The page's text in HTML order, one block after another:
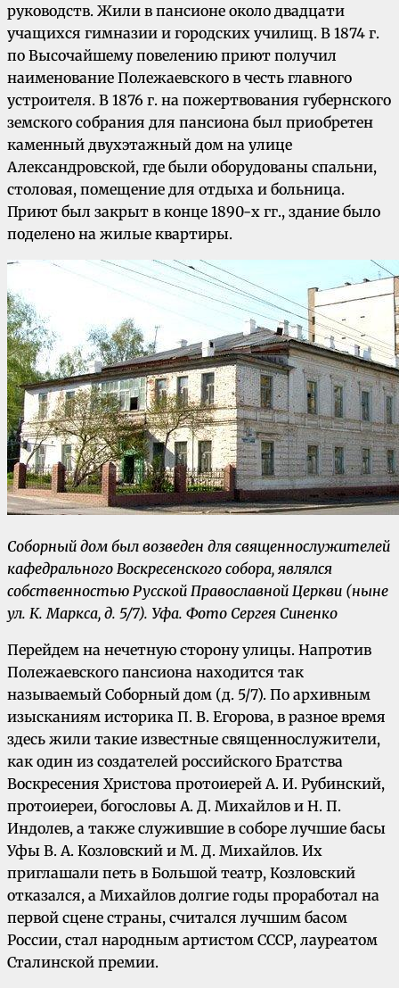
руководств. Жили в пансионе около двадцати
учащихся гимназии и городских училищ. В 1874 г.
по Высочайшему повелению приют получил
наименование Полежаевского в честь главного
устроителя. В 1876 г. на пожертвования губернского
земского собрания для пансиона был приобретен
каменный двухэтажный дом на улице
Александровской, где были оборудованы спальни,
столовая, помещение для отдыха и больница.
Приют был закрыт в конце 1890-х гг., здание было
поделено на жилые квартиры.
Соборный дом был возведен для священнослужителей
кафедрального Воскресенского собора, являлся
собственностью Русской Православной Церкви (ныне
ул. К. Маркса, д. 5/7). Уфа. Фото Сергея Синенко
Перейдем на нечетную сторону улицы. Напротив
Полежаевского пансиона находится так
называемый Соборный дом (д. 5/7). По архивным
изысканиям историка П. В. Егорова, в разное время
здесь жили такие известные священнослужители,
как один из создателей российского Братства
Воскресения Христова протоиерей А. И. Рубинский,
протоиереи, богословы А. Д. Михайлов и Н. П.
Индолев, а также служившие в соборе лучшие басы
Уфы В. А. Козловский и М. Д. Михайлов. Их
приглашали петь в Большой театр, Козловский
отказался, а Михайлов долгие годы проработал на
первой сцене страны, считался лучшим басом
России, стал народным артистом СССР, лауреатом
Сталинской премии.